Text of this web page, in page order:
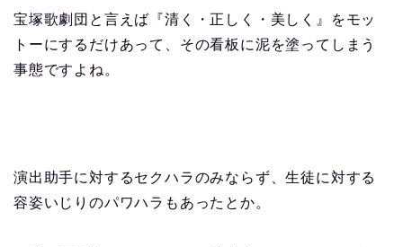
宝塚歌劇団と言えば『清く・正しく・美しく』をモッ
トーにするだけあって、その看板に泥を塗ってしまう
事態ですよね。
演出助手に対するセクハラのみならず、生徒に対する
容姿いじりのパワハラもあったとか。